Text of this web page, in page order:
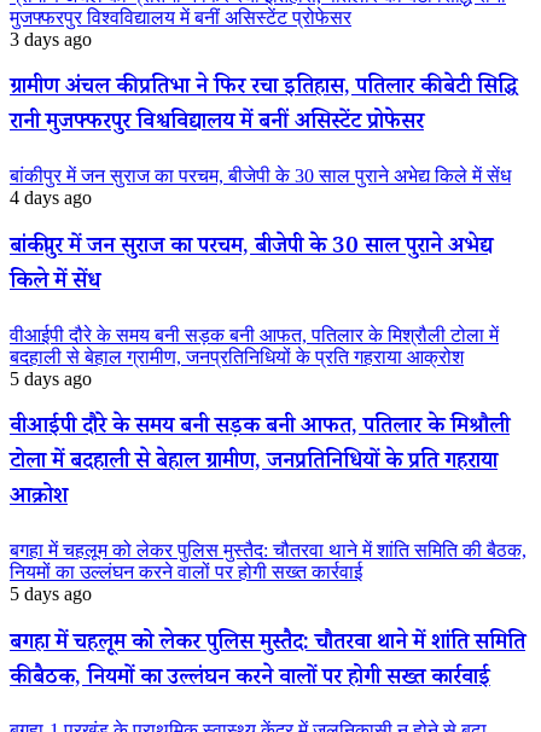
मुजफ्फरपुर विश्वविद्यालय में बनीं असिस्टेंट प्रोफेसर
3 days ago
ग्रामीण अंचल की प्रतिभा ने फिर रचा इतिहास, पतिलार की बेटी सिद्धि
रानी मुजफ्फरपुर विश्वविद्यालय में बनीं असिस्टेंट प्रोफेसर
बांकीपुर में जन सुराज का परचम, बीजेपी के 30 साल पुराने अभेद्य किले में सेंध
4 days ago
बांकीपुर में जन सुराज का परचम, बीजेपी के 30 साल पुराने अभेद्य
किले में सेंध
वीआईपी दौरे के समय बनी सड़क बनी आफत, पतिलार के मिश्रौली टोला में
बदहाली से बेहाल ग्रामीण, जनप्रतिनिधियों के प्रति गहराया आक्रोश
5 days ago
वीआईपी दौरे के समय बनी सड़क बनी आफत, पतिलार के मिश्रौली
टोला में बदहाली से बेहाल ग्रामीण, जनप्रतिनिधियों के प्रति गहराया
आक्रोश
बगहा में चहलूम को लेकर पुलिस मुस्तैद: चौतरवा थाने में शांति समिति की बैठक,
नियमों का उल्लंघन करने वालों पर होगी सख्त कार्रवाई
5 days ago
बगहा में चहलूम को लेकर पुलिस मुस्तैद: चौतरवा थाने में शांति समिति
की बैठक, नियमों का उल्लंघन करने वालों पर होगी सख्त कार्रवाई